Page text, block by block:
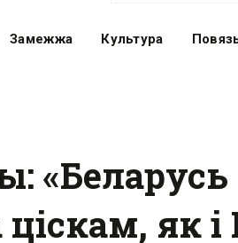
Замежжа Культура
«Беларусь
як і